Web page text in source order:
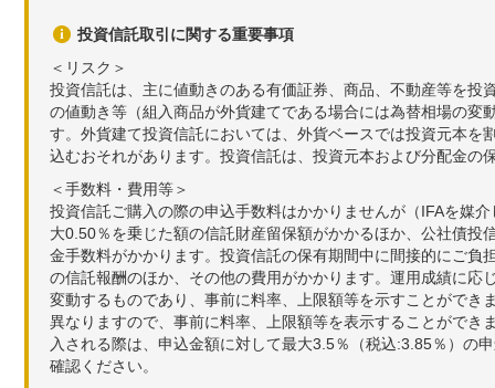
投資信託取引に関する重要事項
＜リスク＞
投資信託は、主に値動きのある有価証券、商品、不動産等を
の値動き等（組入商品が外貨建てである場合には為替相場の
す。外貨建て投資信託においては、外貨ベースでは投資元本
込むおそれがあります。投資信託は、投資元本および分配金の
＜手数料・費用等＞
投資信託ご購入の際の申込手数料はかかりませんが（IFAを媒
大0.50％を乗じた額の信託財産留保額がかかるほか、公社債
金手数料がかかります。投資信託の保有期間中に間接的にご
の信託報酬のほか、その他の費用がかかります。運用成績に
変動するものであり、事前に料率、上限額等を示すことがで
異なりますので、事前に料率、上限額等を表示することがで
入される際は、申込金額に対して最大3.5％（税込:3.85％）の
確認ください。